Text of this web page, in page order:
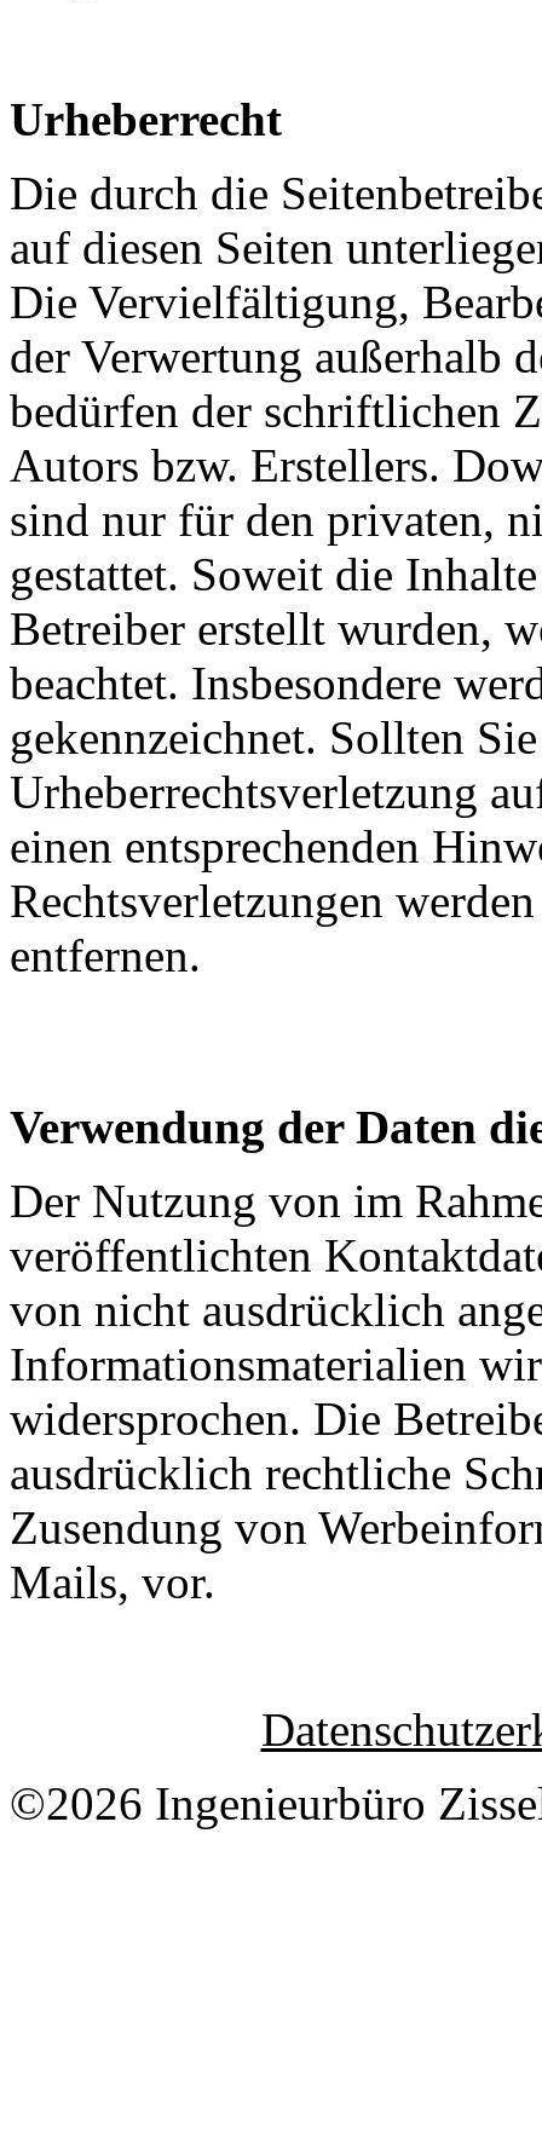
Urheberrecht
Die durch die
auf diesen Seiten
Die Vervielfältigung,
der Verwertung außerhalb
bedürfen der schriftlichen
Autors bzw. Erstellers.
sind nur für den privaten,
gestattet. Soweit die
Betreiber erstellt wurden,
beachtet. Insbesondere
gekennzeichnet. Sollten
Urheberrechtsverletzung
einen entsprechenden
Rechtsverletzungen
entfernen.
Verwendung der Daten
Der Nutzung von im
veröffentlichten
von nicht ausdrücklich
Informationsmaterialien
widersprochen. Die
ausdrücklich rechtliche
Zusendung von
Mails, vor.
©2026 Ingenieurbüro